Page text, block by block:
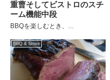
重曹そしてビストロのスチ
ーム機能中段
BBQを楽しむとき、...
BBQ & Stove